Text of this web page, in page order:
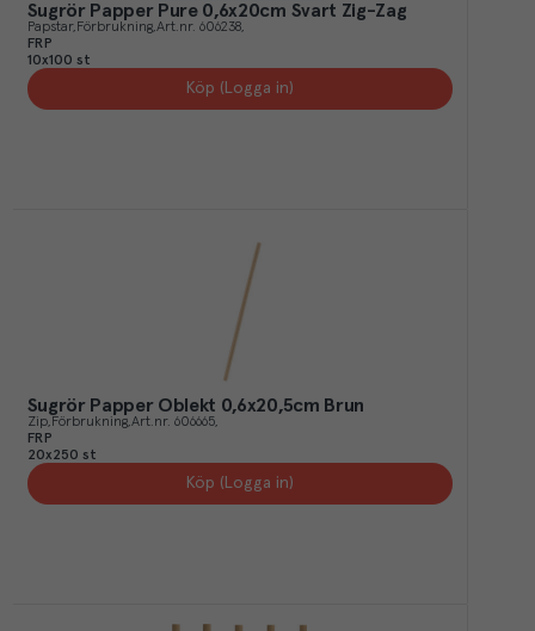
Sugrör Papper Pure 0,6x20cm Svart Zig-Zag
Papstar Förbrukning Art.nr. 606238
FRP
10x100 st
Köp (Logga in)
Sugrör Papper Oblekt 0,6x20,5cm Brun
Zip Förbrukning Art.nr. 606665
FRP
20x250 st
Köp (Logga in)